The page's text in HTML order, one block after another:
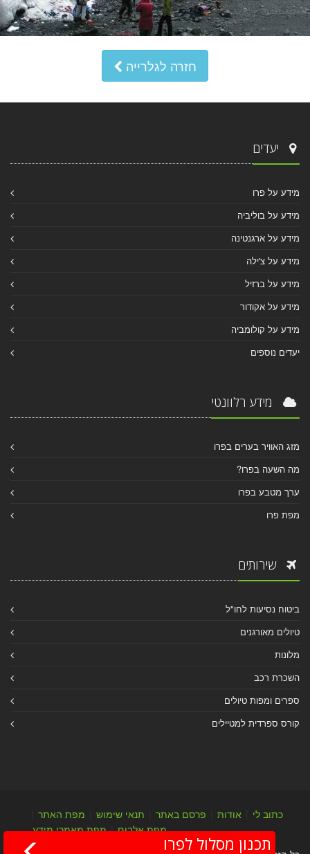
חזרה לגלרייה
יעדים
מידע על פרו
מידע על בוליביה
מידע על ארגנטינה
מידע על צ'ילה
מידע על ברזיל
מידע על אקודור
מידע על קולומביה
יעדים נוספים
מידע רלוונטי
מזג האוויר בערים בפרו
מה השעה בפרו?
ערך מטבע בפרו
מפת פרו
שירותים
ביטוח נסיעות לחו"ל
טיולים מאורגנים
מלונות
השכרת רכב
ספרים ומפות טיולים
קורס ספרדית למטיילים
כתוב לי אודות פרסם באתר תנאי שימוש מפת האתר
מפת אלבום|מפת מאמרי מידע
תכנון מסלול לפרו